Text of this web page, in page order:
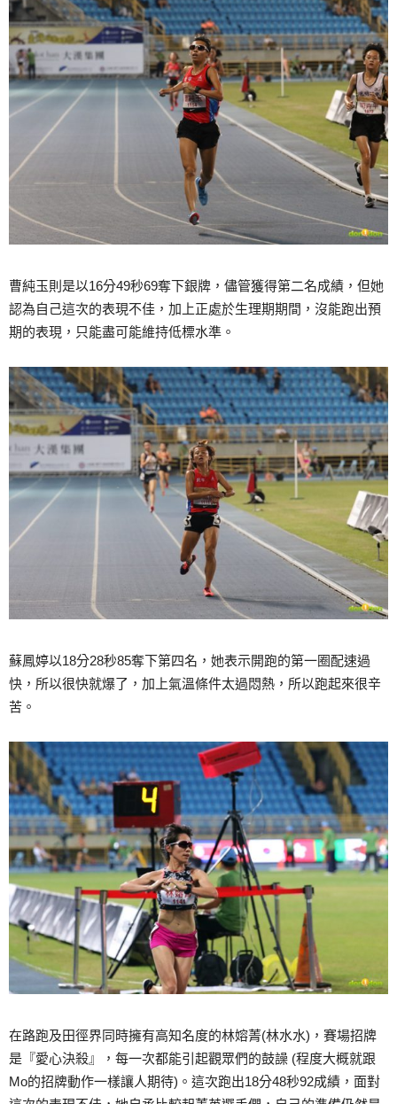
曹純玉則是以16分49秒69奪下銀牌，儘管獲得第二名成績，但她
認為自己這次的表現不佳，加上正處於生理期期間，沒能跑出預
期的表現，只能盡可能維持低標水準。
蘇鳳婷以18分28秒85奪下第四名，她表示開跑的第一圈配速過
快，所以很快就爆了，加上氣溫條件太過悶熱，所以跑起來很辛
苦。
在路跑及田徑界同時擁有高知名度的林嫆菁(林水水)，賽場招牌
是『愛心決殺』，每一次都能引起觀眾們的鼓譟 (程度大概就跟
Mo的招牌動作一樣讓人期待)。這次跑出18分48秒92成績，面對